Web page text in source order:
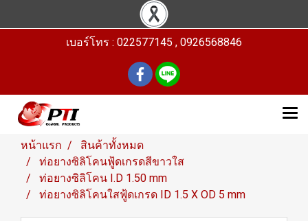
เบอร์โทร : 022577145 , 0926568846
หน้าแรก
สินค้าทั้งหมด
ท่อยางซิลิโคนฟู้ดเกรดสีขาวใส
ท่อยางซิลิโคน I.D 1.50 mm
ท่อยางซิลิโคนใสฟู้ดเกรด ID 1.5 X OD 5 mm